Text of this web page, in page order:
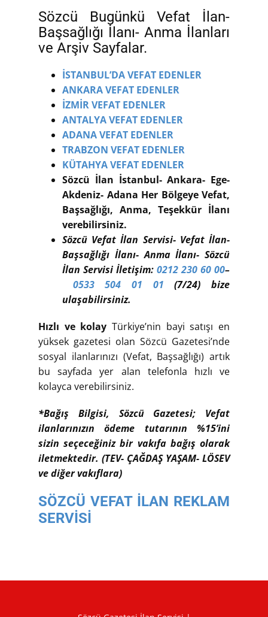
Sözcü Bugünkü Vefat İlan-
Başsağlığı İlanı- Anma İlanları
ve Arşiv Sayfalar.
İSTANBUL’DA VEFAT EDENLER
ANKARA VEFAT EDENLER
İZMİR VEFAT EDENLER
ANTALYA VEFAT EDENLER
ADANA VEFAT EDENLER
TRABZON VEFAT EDENLER
KÜTAHYA VEFAT EDENLER
Sözcü İlan İstanbul- Ankara- Ege-
Akdeniz- Adana Her Bölgeye Vefat,
Başsağlığı, Anma, Teşekkür İlanı
verebilirsiniz.
Sözcü Vefat İlan Servisi- Vefat İlan-
Başsağlığı İlanı- Anma İlanı- Sözcü
İlan Servisi İletişim: 0212 230 60 00–
0533 504 01 01 (7/24) bize
ulaşabilirsiniz.
Hızlı ve kolay Türkiye’nin bayi satışı en
yüksek gazetesi olan Sözcü Gazetesi’nde
sosyal ilanlarınızı (Vefat, Başsağlığı) artık
bu sayfada yer alan telefonla hızlı ve
kolayca verebilirsiniz.
*Bağış Bilgisi, Sözcü Gazetesi; Vefat
ilanlarınızın ödeme tutarının %15’ini
sizin seçeceğiniz bir vakıfa bağış olarak
iletmektedir. (TEV- ÇAĞDAŞ YAŞAM- LÖSEV
ve diğer vakıflara)
SÖZCÜ VEFAT İLAN REKLAM
SERVİSİ